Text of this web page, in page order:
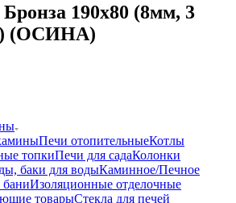
190х80 (8мм, 3
(ОСИНА)
Печи отопительныеКотлы
топкиПечи для садаКолонки
баки для водыКаминное/Печное
баниИзоляционные отделочные
товарыСтекла для печей